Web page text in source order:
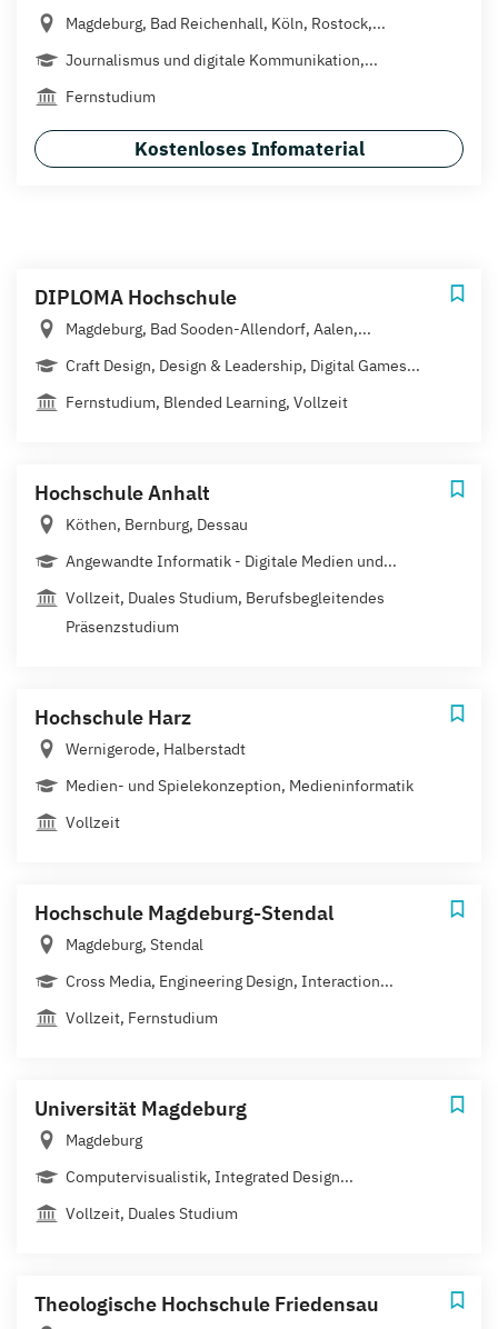
Magdeburg, Bad Reichenhall, Köln, Rostock,...
Journalismus und digitale Kommunikation,...
Fernstudium
Kostenloses Infomaterial
DIPLOMA Hochschule
Magdeburg, Bad Sooden-Allendorf, Aalen,...
Craft Design, Design & Leadership, Digital Games...
Fernstudium, Blended Learning, Vollzeit
Hochschule Anhalt
Köthen, Bernburg, Dessau
Angewandte Informatik - Digitale Medien und...
Vollzeit, Duales Studium, Berufsbegleitendes
Präsenzstudium
Hochschule Harz
Wernigerode, Halberstadt
Medien- und Spielekonzeption, Medieninformatik
Vollzeit
Hochschule Magdeburg-Stendal
Magdeburg, Stendal
Cross Media, Engineering Design, Interaction...
Vollzeit, Fernstudium
Universität Magdeburg
Magdeburg
Computervisualistik, Integrated Design...
Vollzeit, Duales Studium
Theologische Hochschule Friedensau